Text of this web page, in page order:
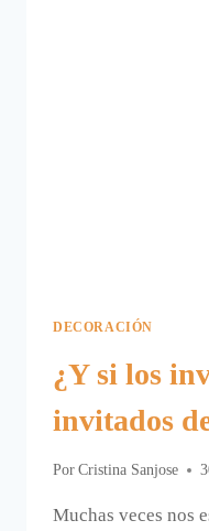
DECORACIÓN
¿Y si los
invitados
Por Cristina Sanjose
Muchas veces nos